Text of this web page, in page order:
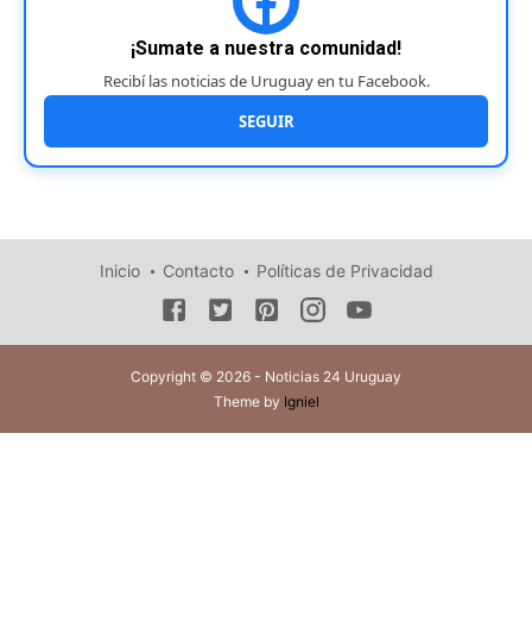
¡Sumate a nuestra comunidad!
Recibí las noticias de Uruguay en tu Facebook.
SEGUIR
Inicio Contacto Políticas de Privacidad
Copyright © 2026 - Noticias 24 Uruguay
Theme by Igniel